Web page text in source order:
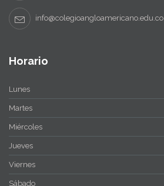
info@colegioangloamericano.edu.co
Horario
Lunes
Martes
Miércoles
Jueves
Viernes
Sábado